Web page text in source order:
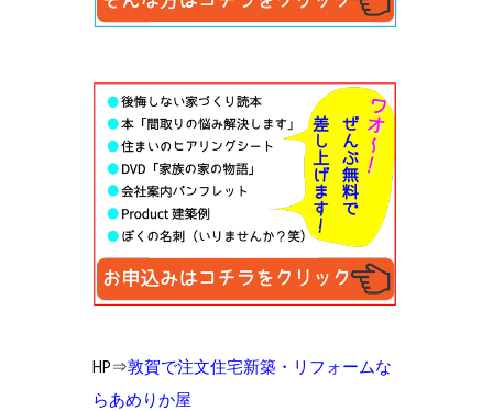
HP⇒敦賀で注文住宅新築・リフォームな
らあめりか屋